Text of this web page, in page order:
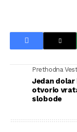
Prethodna
Jedan dolar
otvorio
slobode